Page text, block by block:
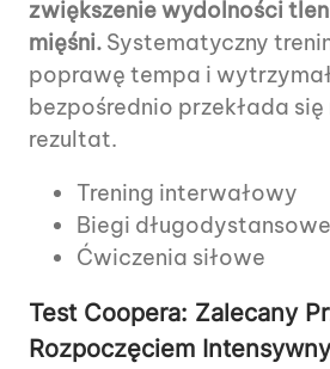
zwiększenie wydolności
mięśni. Systematyczny
poprawę tempa i
bezpośrednio przekłada się
rezultat.
Trening interwałowy
Biegi długodystansowe
Ćwiczenia siłowe
Test Coopera: Zalecany
Rozpoczęciem